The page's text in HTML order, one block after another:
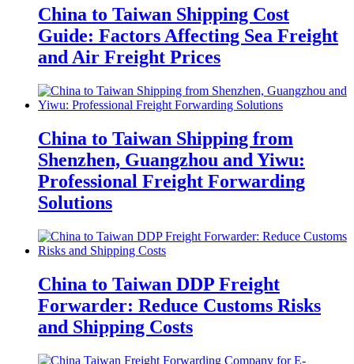
China to Taiwan Shipping Cost
Guide: Factors Affecting Sea Freight
and Air Freight Prices
China to Taiwan Shipping from
Shenzhen, Guangzhou and Yiwu:
Professional Freight Forwarding
Solutions
China to Taiwan DDP Freight
Forwarder: Reduce Customs Risks
and Shipping Costs